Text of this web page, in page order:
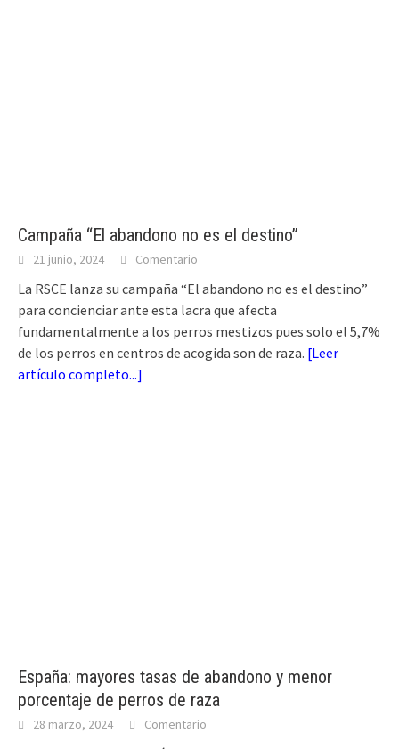
Campaña “El abandono no es el destino”
21 junio, 2024 Comentario
La RSCE lanza su campaña “El abandono no es el destino”
para concienciar ante esta lacra que afecta
fundamentalmente a los perros mestizos pues solo el 5,7%
de los perros en centros de acogida son de raza. [Leer
artículo completo...]
España: mayores tasas de abandono y menor
porcentaje de perros de raza
28 marzo, 2024 Comentario